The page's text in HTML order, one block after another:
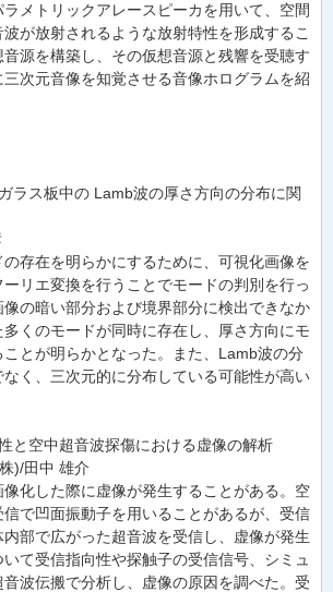
メトリックアレースピーカを用いて、空間
波が放射されるような放射特性を形成するこ
源を構築し、その仮想音源と残響を受聴す
次元音像を知覚させる音像ホログラムを紹
ラス板中の Lamb波の厚さ方向の分布に関
存在を明らかにするために、可視化画像を
リエ変換を行うことでモードの判別を行っ
の暗い部分および境界部分に検出できなか
くのモードが同時に存在し、厚さ方向にモ
とが明らかとなった。また、Lamb波の分
く、三次元的に分布している可能性が高い
と空中超音波探傷における虚像の解析
)/田中 雄介
化した際に虚像が発生することがある。空
で凹面振動子を用いることがあるが、受信
部で広がった超音波を受信し、虚像が発生
て受信指向性や探触子の受信信号、シミュ
波伝搬で分析し、虚像の原因を調べた。受